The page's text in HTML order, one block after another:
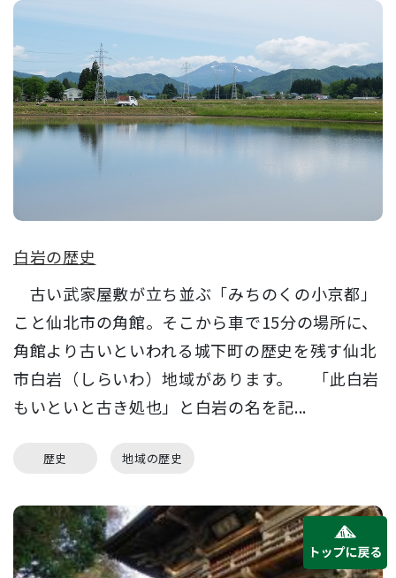
白岩の歴史
古い武家屋敷が立ち並ぶ「みちのくの小京都」
こと仙北市の角館。そこから車で15分の場所に、
角館より古いといわれる城下町の歴史を残す仙北
市白岩（しらいわ）地域があります。 「此白岩
もいといと古き処也」と白岩の名を記...
歴史 地域の歴史